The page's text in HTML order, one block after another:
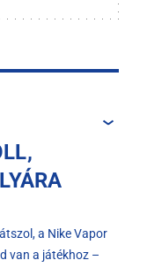
a Nike Vapor
van a játékhoz –